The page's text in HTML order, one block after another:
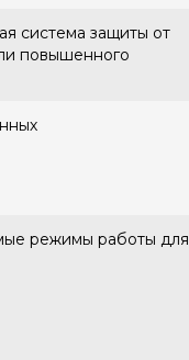
система защиты от
повышенного
режимы работы для